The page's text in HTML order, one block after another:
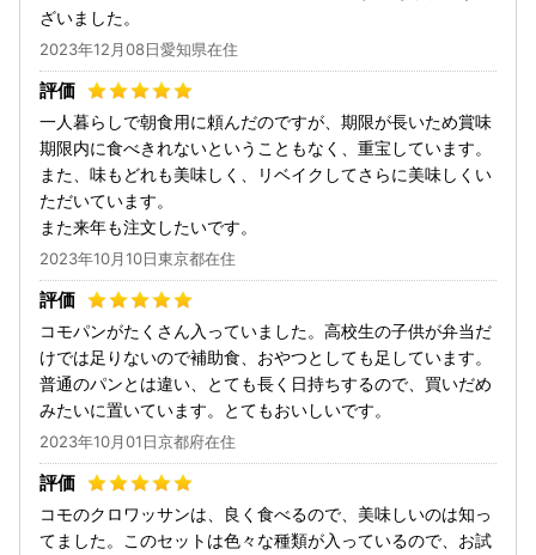
ざいました。
2023年12月08日愛知県在住
一人暮らしで朝食用に頼んだのですが、期限が長いため賞味
期限内に食べきれないということもなく、重宝しています。
また、味もどれも美味しく、リベイクしてさらに美味しくい
ただいています。
また来年も注文したいです。
2023年10月10日東京都在住
コモパンがたくさん入っていました。高校生の子供が弁当だ
けでは足りないので補助食、おやつとしても足しています。
普通のパンとは違い、とても長く日持ちするので、買いだめ
みたいに置いています。とてもおいしいです。
2023年10月01日京都府在住
コモのクロワッサンは、良く食べるので、美味しいのは知っ
てました。このセットは色々な種類が入っているので、お試